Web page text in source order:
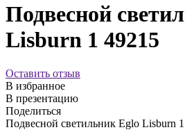
Подвесной
Lisburn 1 49215
Оставить отзыв
В избранное
В презентацию
Поделиться
Подвесной светильник Eglo Lisburn